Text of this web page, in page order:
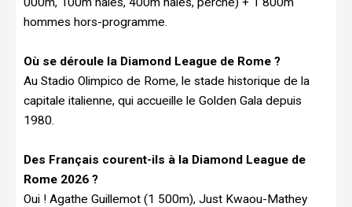
hommes hors-programme.
Où se déroule la Diamond League de Rome ?
Au Stadio Olimpico de Rome, le stade historique de la
capitale italienne, qui accueille le Golden Gala depuis
1980.
Des Français courent-ils à la Diamond League de
Rome 2026 ?
Oui ! Agathe Guillemot (1 500m), Just Kwaou-Mathey